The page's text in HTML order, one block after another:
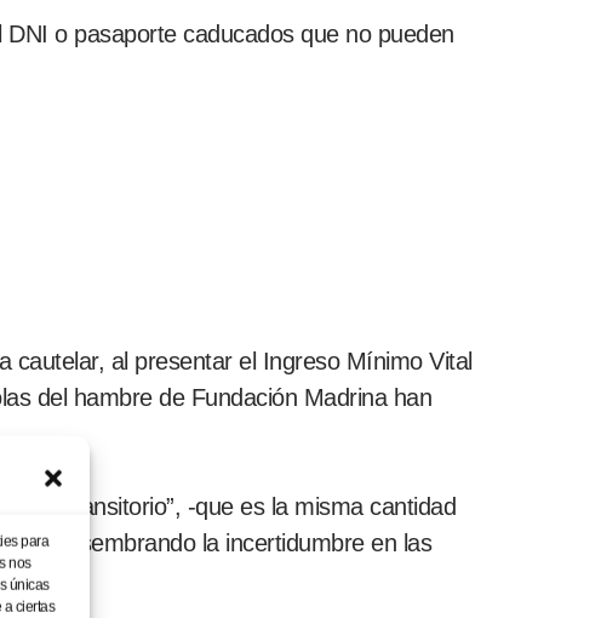
para
nos
únicas
a ciertas
o pasaporte caducados que no pueden
cautelar, al presentar el Ingreso Mínimo Vital
del hambre de Fundación Madrina han
“transitorio”, -que es la misma cantidad
sembrando la incertidumbre en las